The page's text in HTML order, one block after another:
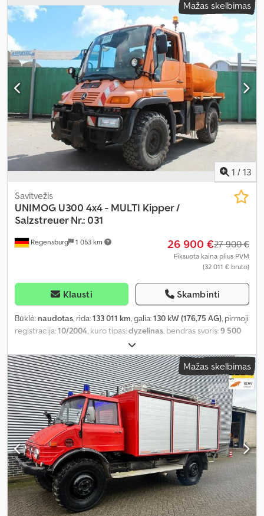
bendras aukštis:3 240 mm, Įranga:ABS, autonominis šildytuvas,
elektroninė stabilumo programa (ESP), oro kondicionavimas,
visų varančiųjų ratų pavara,
Mažas skelbimas
1 / 13
Regensburg 1 053 km
Savitvežis
UNIMOG U300 4x4 - MULTI Kipper /
Salzstreuer Nr.: 031
26 900 €27 900 €
Fiksuota kaina plius PVM
(32 011 € bruto)
Klausti Skambinti
Būklė: naudotas, rida:133 011 km, galia:130 kW (176,75 AG), pirmoji
registracija:10/2004, kuro tipas:dyzelinas, bendras svoris:9 500
, spalva:
pusiau automatinis, emisijos klasė:Euro 3, Įranga:ABS, oro
kondicionavimas, visų varančiųjų ratų pavara Mažas skelbimas